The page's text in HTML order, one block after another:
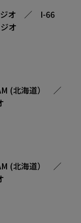
ジオ ／ I-66
オ
(北海道） ／
(北海道） ／